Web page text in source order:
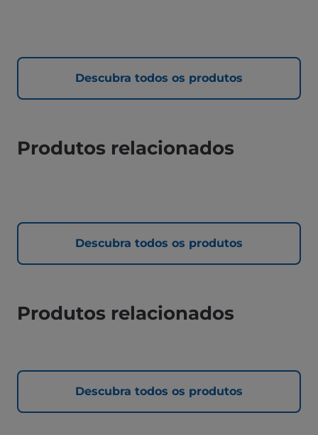
Descubra todos os produtos
Produtos relacionados
Descubra todos os produtos
Produtos relacionados
Descubra todos os produtos